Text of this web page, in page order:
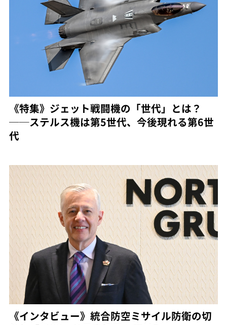
《特集》ジェット戦闘機の「世代」とは？
──ステルス機は第5世代、今後現れる第6世
代
《インタビュー》統合防空ミサイル防衛の切